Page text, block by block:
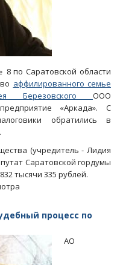
по Саратовской области
аффилированного семье
Березовского ООО
«Аркада». С
обратились в
(учредитель - Лидия
Саратовской гордумы
тысячи 335 рублей.
процесс по
АО